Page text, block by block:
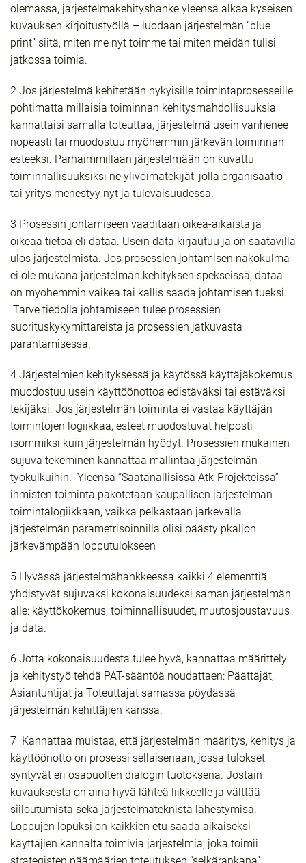
olemassa, järjestelmäkehityshanke yleensä alkaa kyseisen
kuvauksen kirjoitustyöllä – luodaan järjestelmän “blue
print” siitä, miten me nyt toimme tai miten meidän tulisi
jatkossa toimia.
2 Jos järjestelmä kehitetään nykyisille toimintaprosesseille
pohtimatta millaisia toiminnan kehitysmahdollisuuksia
kannattaisi samalla toteuttaa, järjestelmä usein vanhenee
nopeasti tai muodostuu myöhemmin järkevän toiminnan
esteeksi. Parhaimmillaan järjestelmään on kuvattu
toiminnallisuuksiksi ne ylivoimatekijät, jolla organisaatio
tai yritys menestyy nyt ja tulevaisuudessa.
3 Prosessin johtamiseen vaaditaan oikea-aikaista ja
oikeaa tietoa eli dataa. Usein data kirjautuu ja on saatavilla
ulos järjestelmistä. Jos prosessien johtamisen näkökulma
ei ole mukana järjestelmän kehityksen spekseissä, dataa
on myöhemmin vaikea tai kallis saada johtamisen tueksi.
Tarve tiedolla johtamiseen tulee prosessien
suorituskykymittareista ja prosessien jatkuvasta
parantamisessa.
4 Järjestelmien kehityksessä ja käytössä käyttäjäkokemus
muodostuu usein käyttöönottoa edistäväksi tai estäväksi
tekijäksi. Jos järjestelmän toiminta ei vastaa käyttäjän
toimintojen logiikkaa, esteet muodostuvat helposti
isommiksi kuin järjestelmän hyödyt. Prosessien mukainen
sujuva tekeminen kannattaa mallintaa järjestelmän
työkulkuihin. Yleensä “Saatanallisissa Atk-Projekteissa”
ihmisten toiminta pakotetaan kaupallisen järjestelmän
toimintalogiikkaan, vaikka pelkästään järkevällä
järjestelmän parametrisoinnilla olisi päästy pkaljon
järkevämpään lopputulokseen
5 Hyvässä järjestelmähankkeessa kaikki 4 elementtiä
yhdistyvät sujuvaksi kokonaisuudeksi saman järjestelmän
alle: käyttökokemus, toiminnallisuudet, muutosjoustavuus
ja data.
6 Jotta kokonaisuudesta tulee hyvä, kannattaa määrittely
ja kehitystyö tehdä PAT-sääntöä noudattaen: Päättäjät,
Asiantuntijat ja Toteuttajat samassa pöydässä
järjestelmän kehittäjien kanssa.
7 Kannattaa muistaa, että järjestelmän määritys, kehitys ja
käyttöönotto on prosessi sellaisenaan, jossa tulokset
syntyvät eri osapuolten dialogin tuotoksena. Jostain
kuvauksesta on aina hyvä lähteä liikkeelle ja välttää
siiloutumista sekä järjestelmäteknistä lähestymisä.
Loppujen lopuksi on kaikkien etu saada aikaiseksi
käyttäjien kannalta toimivia järjestelmiä, joka toimii